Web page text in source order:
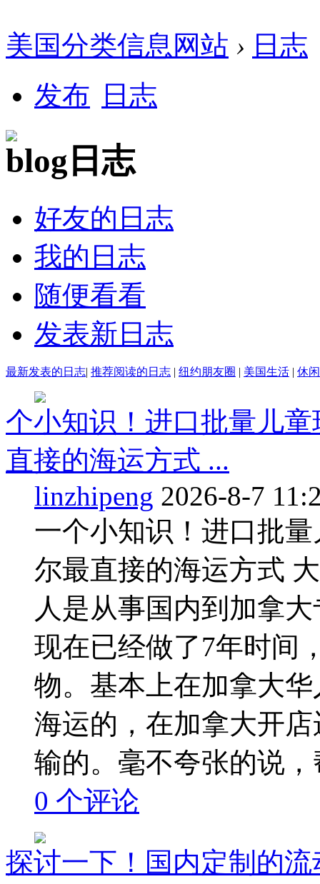
美国分类信息网站 › 日志
发布
日志
日志
好友的日志
我的日志
随便看看
发表新日志
最新发表的日志| 推荐阅读的日志 | 纽约朋友圈 | 美国生活 | 休闲
个小知识！进口批量儿
直接的海运方式 ...
linzhipeng 2026-8-7
一个小知识！进口批
尔最直接的海运方式
人是从事国内到加拿
现在已经做了7年时间
物。基本上在加拿大
海运的，在加拿大开
输的。毫不夸张的说，
0 个评论
探讨一下！国内定制的